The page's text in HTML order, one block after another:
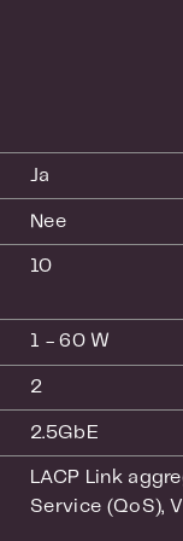
Dit is één
(RSTP)
inzetten die
Online
QSS kan
Ja
Nee
10
1 - 60 W
2
2.5GbE
LACP Link
Service (QoS),